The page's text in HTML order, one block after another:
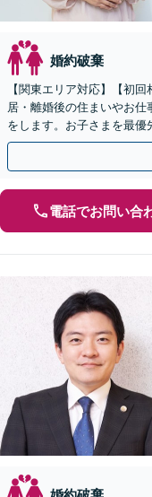
婚約破棄
【関東エリア対応】【初
居・離婚後の住まいやお
をします。お子さまを最
悩む方を徹底サポート」【
電話でお問い合